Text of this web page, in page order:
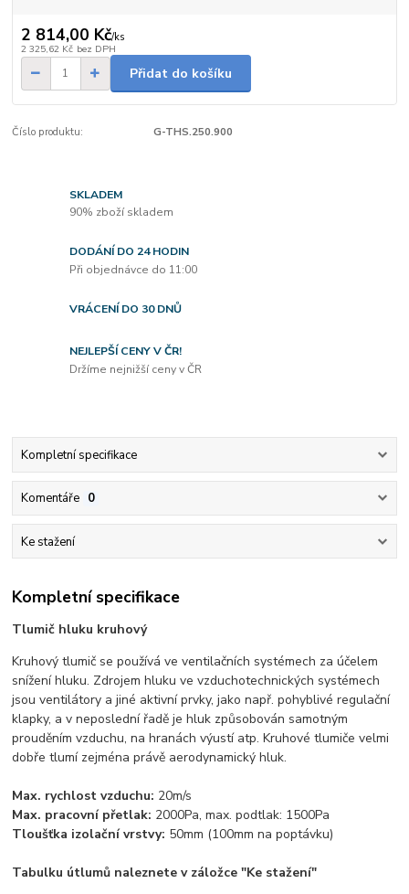
2 814,00 Kč/ks
2 325,62 Kč bez DPH
Přidat do košíku
Číslo produktu: G-THS.250.900
SKLADEM
90% zboží skladem
DODÁNÍ DO 24 HODIN
Při objednávce do 11:00
VRÁCENÍ DO 30 DNŮ
NEJLEPŠÍ CENY V ČR!
Držíme nejnižší ceny v ČR
Kompletní specifikace
Komentáře 0
Ke stažení
Kompletní specifikace
Tlumič hluku kruhový
Kruhový tlumič se používá ve ventilačních systémech za účelem
snížení hluku. Zdrojem hluku ve vzduchotechnických systémech
jsou ventilátory a jiné aktivní prvky, jako např. pohyblivé regulační
klapky, a v neposlední řadě je hluk způsobován samotným
prouděním vzduchu, na hranách výustí atp. Kruhové tlumiče velmi
dobře tlumí zejména právě aerodynamický hluk.
Max. rychlost vzduchu: 20m/s
Max. pracovní přetlak: 2000Pa, max. podtlak: 1500Pa
Tloušťka izolační vrstvy: 50mm (100mm na poptávku)
Tabulku útlumů naleznete v záložce "Ke stažení"